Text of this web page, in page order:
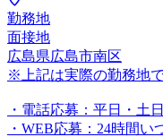
勤務地
面接地
広島県広島市南区
※上記は実際の勤務地
・電話応募：平日・土
・WEB応募：24時間い